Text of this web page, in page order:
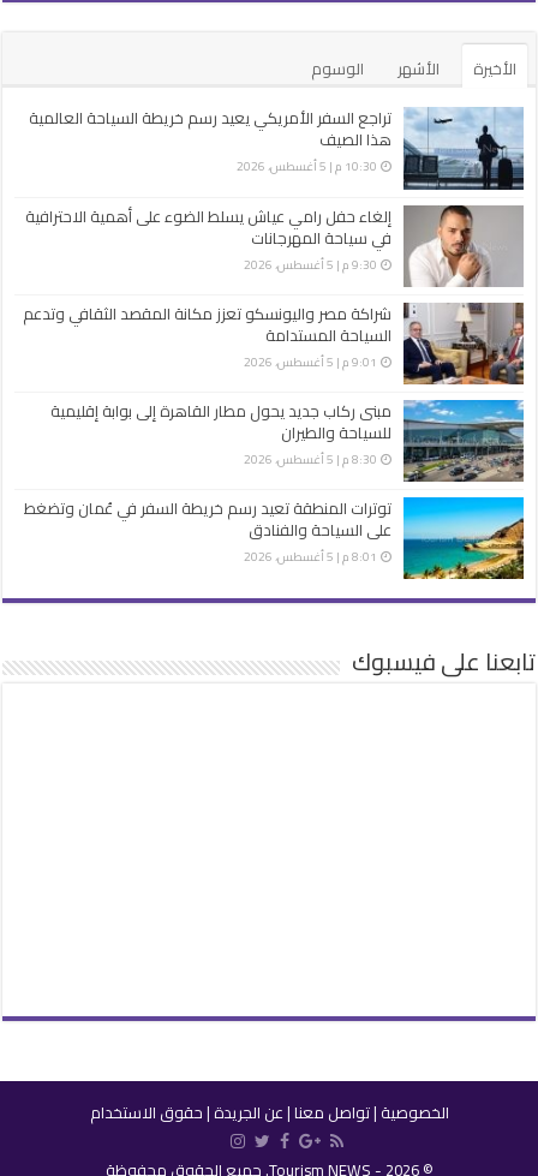
الأخيرة الأشهر
الوسوم
تراجع السفر الأمريكي يعيد رسم خريطة السياحة العالمية
هذا الصيف
10:30 م | 5 أغسطس، 2026
إلغاء حفل رامي عياش يسلط الضوء على أهمية الاحترافية
في سياحة المهرجانات
9:30 م | 5 أغسطس، 2026
شراكة مصر واليونسكو تعزز مكانة المقصد الثقافي وتدعم
السياحة المستدامة
9:01 م | 5 أغسطس، 2026
مبنى ركاب جديد يحول مطار القاهرة إلى بوابة إقليمية
للسياحة والطيران
8:30 م | 5 أغسطس، 2026
توترات المنطقة تعيد رسم خريطة السفر في عُمان وتضغط
على السياحة والفنادق
8:01 م | 5 أغسطس، 2026
تابعنا على فيسبوك
الخصوصية |تواصل معنا |عن الجريدة |حقوق الاستخدام